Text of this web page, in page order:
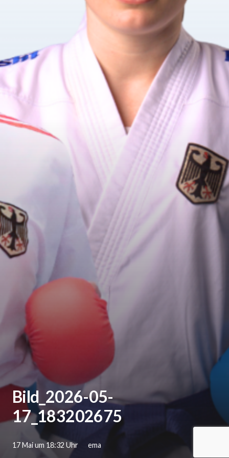
Bild_2026-05-
17_183202675
17 Mai um 18:32 Uhr ema